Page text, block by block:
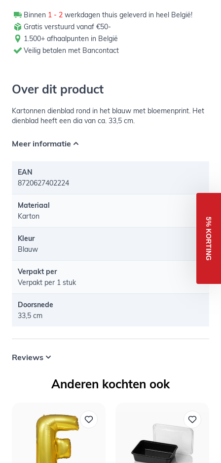
Binnen 1 - 2 werkdagen thuis geleverd in heel België!
Gratis verstuurd vanaf €50-
1.500+ afhaalpunten in België
Veilig betalen met Bancontact
Over dit product
Kartonnen dienblad rond in het blauw met bloemenprint. Het
dienblad heeft een dia van ca. 33,5 cm.
Meer informatie
EAN
8720627402224
Materiaal
Karton
Kleur
Blauw
Verpakt per
Verpakt per 1 stuk
Doorsnede
33,5 cm
Reviews
Anderen kochten ook
5% KORTING